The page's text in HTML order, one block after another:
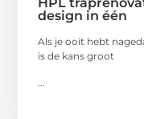
HPL
design in één
Als je ooit hebt
is de kans groot